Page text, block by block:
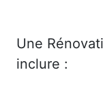
Une
inclure :